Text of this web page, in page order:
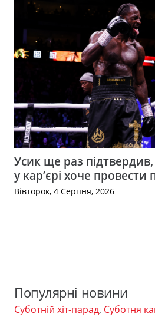
Усик ще раз
у кар’єрі хоче
Вівторок, 4 Серпня, 2026
Популярні новини
Суботній хіт-парад, Суботня